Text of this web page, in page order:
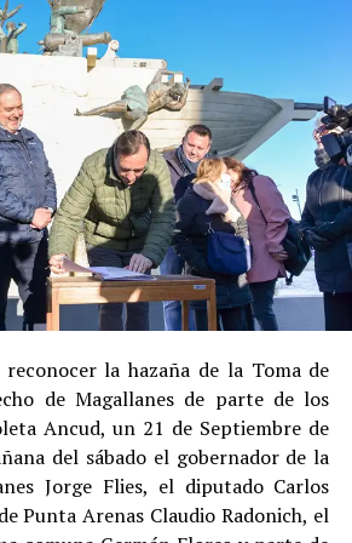
permitieron esta medida, según la
dosatenuantes:
sustancial con la investigación,
hechos.
anterior irreprochable , al no
penales previos.
jurídicas, sumadas al
redujeron la posibilidad de un
en recinto penitenciario.
víctima y nueva investigación
bienes
Juzgado de Letras de Castrodictó
2023una sentencia que obliga a
la hazaña de la Toma de
de Magallanes de parte de los
Ancud, un 21 de Septiembre de
del sábado el gobernador de la
Jorge Flies, el diputado Carlos
Punta Arenas Claudio Radonich, el